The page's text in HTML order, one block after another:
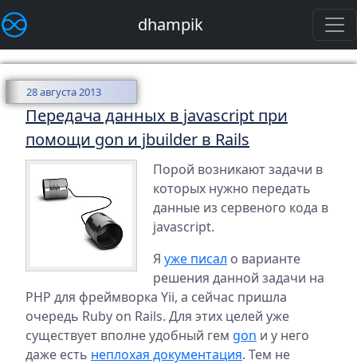
dhampik
28 августа 2013
Передача данных в javascript при
помощи gon и jbuilder в Rails
Порой возникают задачи в
которых нужно передать
данные из сервеного кода в
javascript.
Я уже писал о варианте
решения данной задачи на
PHP для фреймворка Yii, а сейчас пришла
очередь Ruby on Rails. Для этих целей уже
существует вполне удобный гем gon и у него
даже есть неплохая документация. Тем не